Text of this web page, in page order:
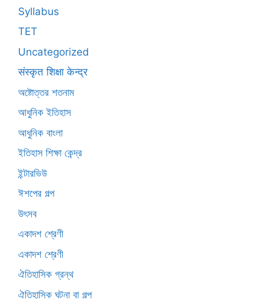
Syllabus
TET
Uncategorized
संस्कृत शिक्षा केन्द्र
অষ্টোত্তর শতনাম
আধুনিক ইতিহাস
আধুনিক বাংলা
ইতিহাস শিক্ষা কেন্দ্র
ইন্টারভিউ
ঈশপের গল্প
উৎসব
একাদশ শ্রেণী
একাদশ শ্রেণী
ঐতিহাসিক গ্রন্থ
ঐতিহাসিক ঘটনা বা গল্প